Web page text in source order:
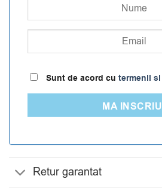
Sunt de acord cu termenii
MA
Retur garantat